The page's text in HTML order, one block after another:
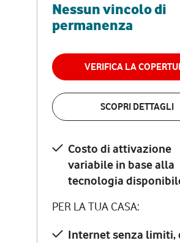
Nessun vincolo di
permanenza
VERIFICA LA
SCOPRI DETTAGLI
Costo di attivazione
variabile in base alla
tecnologia
PER LA TUA CASA:
Internet senza limiti,
RETE FISSA +
29,95€
permanenza
VERIFICA LA
Costo di
variabile in base
tecnologia
PER LA TUA CASA:
Internet senza
la migliore